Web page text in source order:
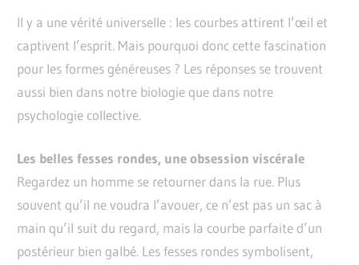
Il y a une vérité universelle : les courbes attirent l’œil et
captivent l’esprit. Mais pourquoi donc cette fascination
pour les formes généreuses ? Les réponses se trouvent
aussi bien dans notre biologie que dans notre
psychologie collective.
Les belles fesses rondes, une obsession viscérale
Regardez un homme se retourner dans la rue. Plus
souvent qu’il ne voudra l’avouer, ce n’est pas un sac à
main qu’il suit du regard, mais la courbe parfaite d’un
postérieur bien galbé. Les fesses rondes symbolisent,